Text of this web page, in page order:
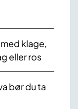
klage,
eller ros
bør du ta